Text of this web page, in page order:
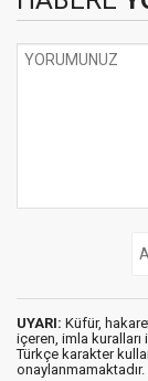
UYARI: Küfür,
içeren, imla kuralları
Türkçe karakter
onaylanmamaktadır.